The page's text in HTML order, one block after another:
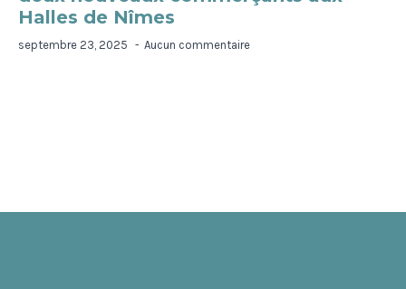
Halles de Nîmes
septembre 23, 2025 Aucun commentaire